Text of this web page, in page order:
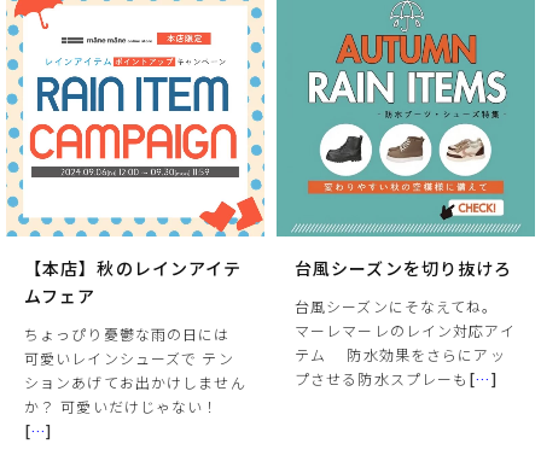
【本店】秋のレインアイテ
ムフェア
ちょっぴり憂鬱な雨の日には
可愛いレインシューズで テン
ションあげてお出かけしません
か？ 可愛いだけじゃない！
[…]
台風シーズンを切り抜けろ
台風シーズンにそなえてね。
マーレマーレのレイン対応アイ
テム 防水効果をさらにアッ
プさせる防水スプレーも […]